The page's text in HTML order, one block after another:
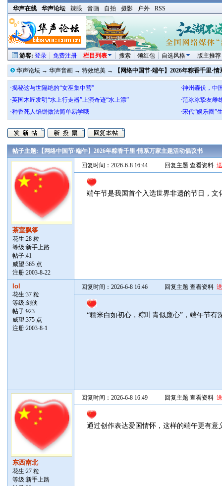
华声在线 华声论坛 辣眼 音画 自拍 摄影 户外 RSS
游客: 登录 免费注册 栏目列表 搜索 领红包 自选风格 版主推荐
华声论坛→ 华声音画→ 特效绝美→ 【网络中国节·端午】2026年粽香千里·
·揭秘这与世隔绝的“女巫集中营”
·神州霾伏，中
·英国木匠发明“水上行走器”上演奇迹“水上漂”
·范冰冰挚友雌
·种香死人馅饼做法简单易学哦
·宋代“娱乐圈”
帖子主题:【网络中国节·端午】2026年粽香千里·情系万家主题活动倡议书
茶室飘筝
花生:28 粒
等级:新手上路
帖子:41
威望:365 点
注册:2003-8-22
回复时间：2026-6-8 16:44 回复主题 查看资料
端午节是我国首个入选世界非遗的节日，文
lol
花生:37 粒
等级:剑侠
帖子:923
威望:375 点
注册:2003-8-1
回复时间：2026-6-8 16:46 回复主题 查看资料
“糯米白如初心，粽叶青似廉心”，端午节有
东西南北
花生:27 粒
等级:新手上路
回复时间：2026-6-8 16:49 回复主题 查看资料
通过创作表达爱国情怀，这样的端午更有意